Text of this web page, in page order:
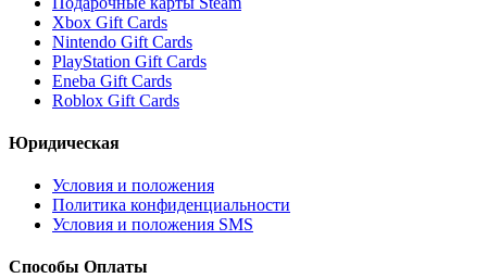
Xbox Gift Cards
Nintendo Gift Cards
PlayStation Gift Cards
Eneba Gift Cards
Roblox Gift Cards
Юридическая
Условия и положения
Политика конфиденциальности
Условия и положения SMS
Способы Оплаты